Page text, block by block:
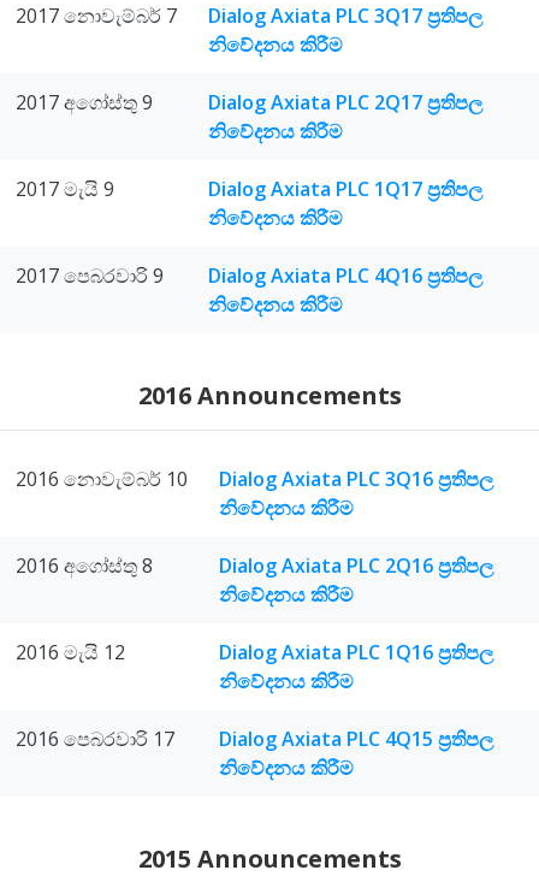
2017 නොවැම්බර් 7
Dialog Axiata PLC 3Q17 ප්‍රතිපල
නිවේදනය කිරීම
2017 අගෝස්තු 9
Dialog Axiata PLC 2Q17 ප්‍රතිපල
නිවේදනය කිරීම
2017 මැයි 9
Dialog Axiata PLC 1Q17 ප්‍රතිපල
නිවේදනය කිරීම
2017 පෙබරවාරි 9
Dialog Axiata PLC 4Q16 ප්‍රතිපල
නිවේදනය කිරීම
2016 Announcements
2016 නොවැම්බර් 10
Dialog Axiata PLC 3Q16 ප්‍රතිපල
නිවේදනය කිරීම
2016 අගෝස්තු 8
Dialog Axiata PLC 2Q16 ප්‍රතිපල
නිවේදනය කිරීම
2016 මැයි 12
Dialog Axiata PLC 1Q16 ප්‍රතිපල
නිවේදනය කිරීම
2016 පෙබරවාරි 17
Dialog Axiata PLC 4Q15 ප්‍රතිපල
නිවේදනය කිරීම
2015 Announcements